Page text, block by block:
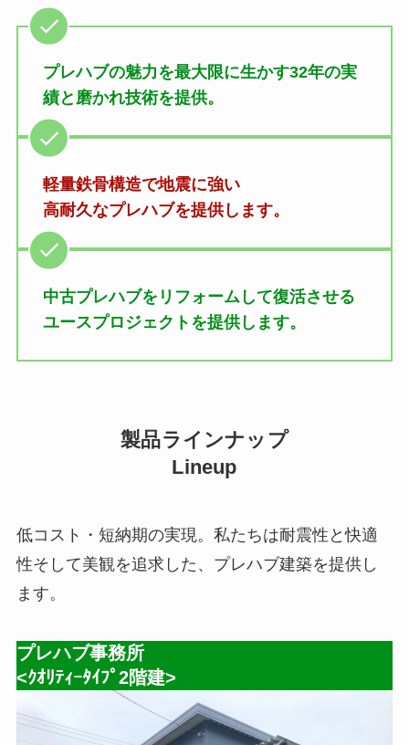
プレハブの魅力を最大限に生かす32年の実
績と磨かれ技術を提供。
軽量鉄骨構造で地震に強い
高耐久なプレハブを提供します。
中古プレハブをリフォームして復活させる
ユースプロジェクトを提供します。
製品ラインナップ
Lineup
低コスト・短納期の実現。私たちは耐震性と快適
性そして美観を追求した、プレハブ建築を提供し
ます。
プレハブ事務所
<ｸｵﾘﾃｨｰﾀｲﾌﾟ2階建>